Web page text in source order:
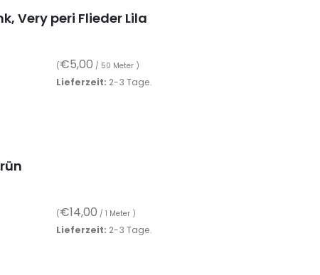
Very peri Flieder Lila
(€5,00 / 50 Meter )
Lieferzeit: 2-3 Tage.
(€14,00 / 1 Meter )
Lieferzeit: 2-3 Tage.